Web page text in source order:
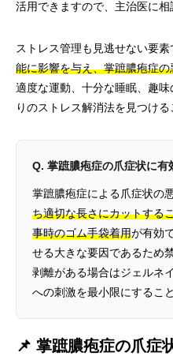
活用できますので、主治医に相
ストレス管理も見逃せない要素
能に影響を与え、掌蹠膿疱症
適度な運動、十分な睡眠、趣
りのストレス解消法を見つける
Q. 掌蹠膿疱症の爪症状に有
掌蹠膿疱症による爪症状の
ち適切な長さにカットする
事時のゴム手袋着用が有効
せる大きな要因であるため
剥離がある場合はジェルネ
への刺激を最小限にするこ
📌 掌蹠膿疱症の爪症